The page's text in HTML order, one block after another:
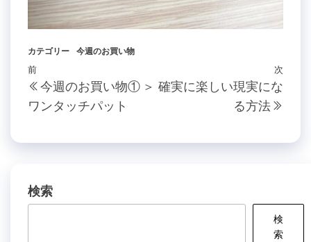
カテゴリー 今週のお買い物
投
稿
ナ
ビ
ー
シ
過
去
の
前
今週のお買い物① ＞
ワンタッチパット
次
次
確実に楽しい現実にな
る方法
検索
検
索